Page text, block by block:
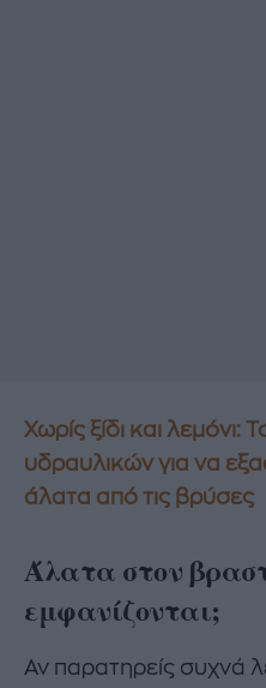
Χωρίς ξίδι και λεμόνι:
υδραυλικών για να
άλατα από τις βρύσες
Άλατα στον
εμφανίζονται;
Αν παρατηρείς συχνά